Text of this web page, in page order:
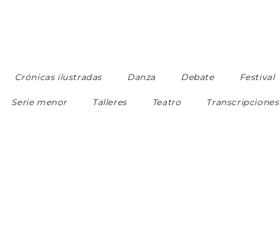
Crónicas ilustradas Danza Debate Festival
Serie menor Talleres Teatro Transcripciones